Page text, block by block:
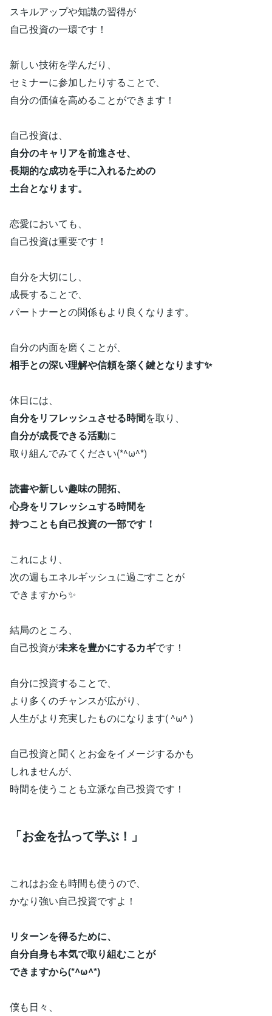
スキルアップや知識の習得が
自己投資の一環です！
新しい技術を学んだり、
セミナーに参加したりすることで、
自分の価値を高めることができます！
自己投資は、
自分のキャリアを前進させ、
長期的な成功を手に入れるための
土台となります。
恋愛においても、
自己投資は重要です！
自分を大切にし、
成長することで、
パートナーとの関係もより良くなります。
自分の内面を磨くことが、
相手との深い理解や信頼を築く鍵となります✨
休日には、
自分をリフレッシュさせる時間を取り、
自分が成長できる活動に
取り組んでみてください(*^ω^*)
読書や新しい趣味の開拓、
心身をリフレッシュする時間を
持つことも自己投資の一部です！
これにより、
次の週もエネルギッシュに過ごすことが
できますから✨
結局のところ、
自己投資が未来を豊かにするカギです！
自分に投資することで、
より多くのチャンスが広がり、
人生がより充実したものになります( ^ω^ )
自己投資と聞くとお金をイメージするかも
しれませんが、
時間を使うことも立派な自己投資です！
「お金を払って学ぶ！」
これはお金も時間も使うので、
かなり強い自己投資ですよ！
リターンを得るために、
自分自身も本気で取り組むことが
できますから(*^ω^*)
僕も日々、